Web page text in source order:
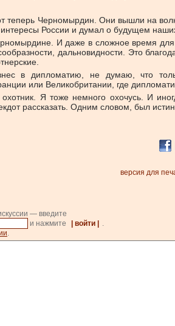
Черномырдин. Они вышли на
России и думал о будущем наших
И даже в сложное время
дальновидности. Это
в дипломатию, не думаю, что
или Великобритании, где
Я тоже немного охочусь. И
рассказать. Одним словом, был
версия для
— введите
и нажмите | войти |
.
.